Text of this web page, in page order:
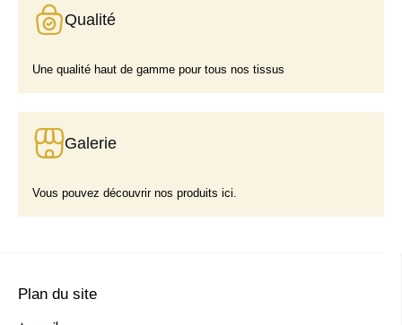
Qualité
Une qualité haut de gamme pour tous nos tissus
Galerie
Vous pouvez découvrir nos produits ici.
Plan du site